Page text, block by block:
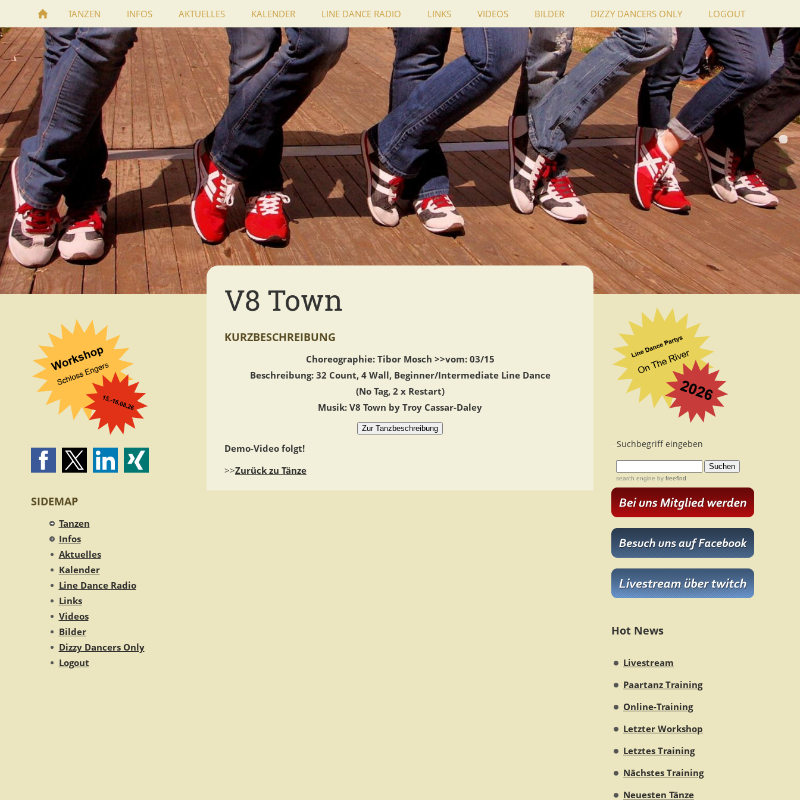
TANZEN INFOS AKTUELLES KALENDER LINE DANCE RADIO LINKS VIDEOS BILDER DIZZY DANCERS ONLY LOGOUT
SIDEMAP
Tanzen
Infos
Aktuelles
Kalender
Line Dance Radio
Links
Videos
Bilder
Dizzy Dancers Only
Logout
V8 Town
KURZBESCHREIBUNG
Choreographie: Tibor Mosch >>vom: 03/15
Beschreibung: 32 Count, 4 Wall, Beginner/Intermediate Line Dance
(No Tag, 2 x Restart)
Musik: V8 Town by Troy Cassar-Daley
Demo-Video folgt!
>>Zurück zu Tänze
...Suchbegriff eingeben
search engine by freefind
Hot News
Livestream
Paartanz Training
Online-Training
Letzter Workshop
Letztes Training
Nächstes Training
Neuesten Tänze